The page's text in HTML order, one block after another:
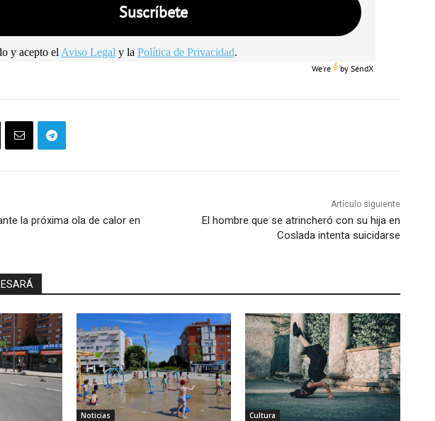
y acepto el Aviso Legal y la Política de Privacidad.
We're bySendX
la próxima ola de calor en
Artículo siguiente
El hombre que se atrincheró con su hija en
Coslada intenta suicidarse
Noticias Cultura